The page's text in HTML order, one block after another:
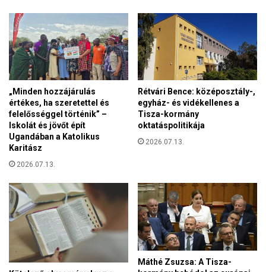
o
k
i
v
e
e
t
é
s
é
t
e
l
t
a
l
á
l
ó
i
D
j
a
t
„Minden hozzájárulás
értékes, ha szeretettel és
felelősséggel történik” –
Iskolát és jövőt épít
Ugandában a Katolikus
Karitász
2026.07.13.
Rétvári Bence: középosztály-,
egyház- és vidékellenes a
Tisza-kormány
oktatáspolitikája
2026.07.13.
Máthé Zsuzsa: A Tisza-